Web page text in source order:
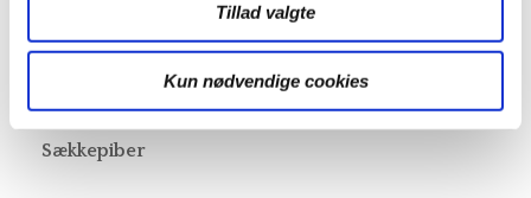
Tillad valgte
Kun nødvendige cookies
Sækkepiber